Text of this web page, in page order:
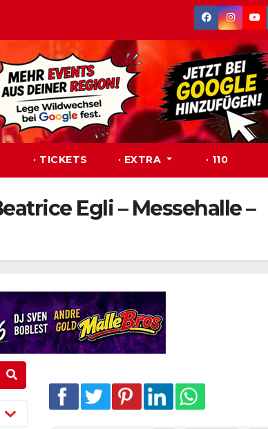
· TICKETS · EXTRA · 110
Egli – Messehalle –